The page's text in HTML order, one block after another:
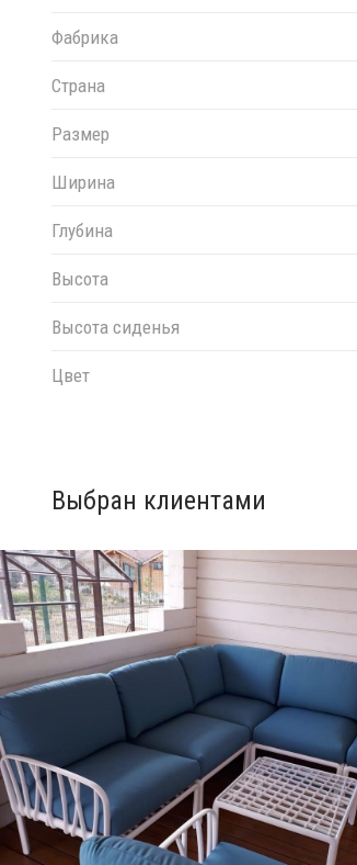
Фабрика
Страна
Размер
Ширина
Глубина
Высота
Высота сиденья
Цвет
Выбран клиентами